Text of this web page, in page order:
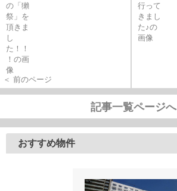
＜ 前のページ
記事一覧ページへ
おすすめ物件